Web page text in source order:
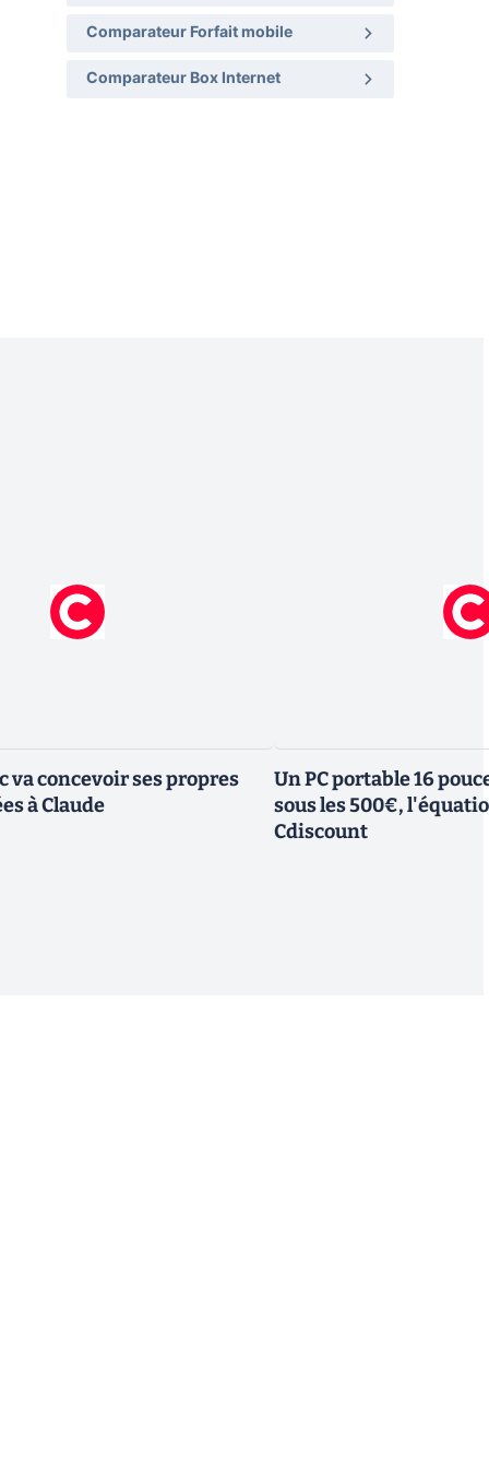
Comparateur Forfait mobile
Comparateur Box Internet
va concevoir ses propres
à Claude
Un PC portable 16
sous les 500€,
Cdiscount